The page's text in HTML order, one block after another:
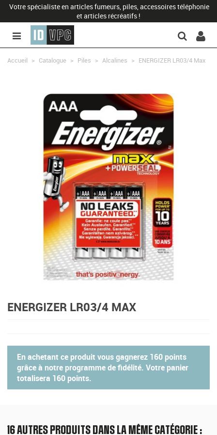
Votre spécialiste en articles fumeurs, piles, accessoires téléphonie
et articles récréatifs !
Accueil > Catalogue > Piles > Alcalines > ENERGIZER LR03/4 Max
ENERGIZER LR03/4 MAX
En achetant ce produit vous gagnerez 160 points
grâce à notre programme de fidélité. Votre panier
totalisera 160 points.
16 AUTRES PRODUITS DANS LA MÊME CATÉGORIE :